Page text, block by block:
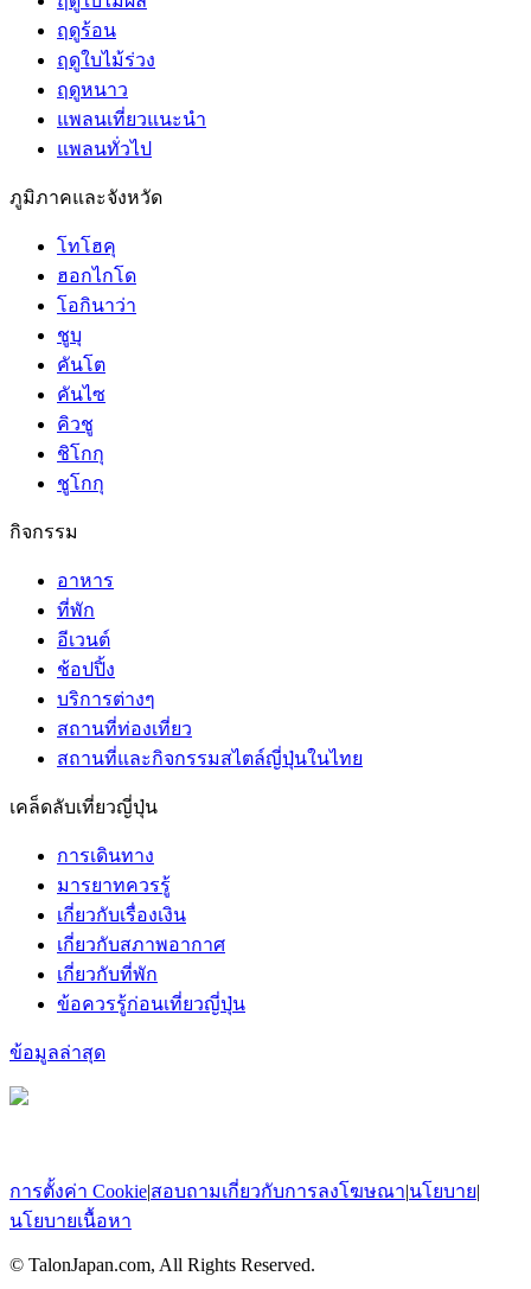
ฤดูร้อน
ฤดูใบไม้ร่วง
ฤดูหนาว
แพลนเที่ยวแนะนำ
แพลนทั่วไป
ภูมิภาคและจังหวัด
โทโฮคุ
ฮอกไกโด
โอกินาว่า
ชูบุ
คันโต
คันไซ
คิวชู
ชิโกกุ
ชูโกกุ
กิจกรรม
อาหาร
ที่พัก
อีเวนต์
ช้อปปิ้ง
บริการต่างๆ
สถานที่ท่องเที่ยว
สถานที่และกิจกรรมสไตล์ญี่ปุ่นในไทย
เคล็ดลับเที่ยวญี่ปุ่น
การเดินทาง
มารยาทควรรู้
เกี่ยวกับเรื่องเงิน
เกี่ยวกับสภาพอากาศ
เกี่ยวกับที่พัก
ข้อควรรู้ก่อนเที่ยวญี่ปุ่น
ข้อมูลล่าสุด
การตั้งค่า Cookie|สอบถามเกี่ยวกับการลงโฆษณา|นโยบาย|
นโยบายเนื้อหา
© TalonJapan.com, All Rights Reserved.